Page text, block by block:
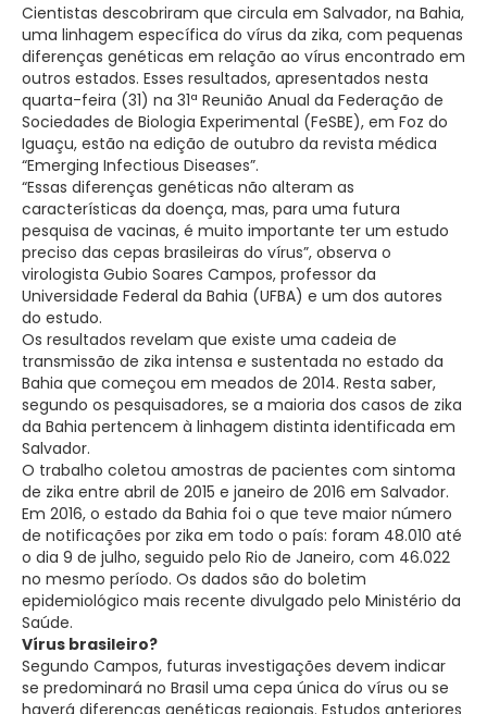
Cientistas descobriram que circula em Salvador, na Bahia,
uma linhagem específica do vírus da zika, com pequenas
diferenças genéticas em relação ao vírus encontrado em
outros estados. Esses resultados, apresentados nesta
quarta-feira (31) na 31ª Reunião Anual da Federação de
Sociedades de Biologia Experimental (FeSBE), em Foz do
Iguaçu, estão na edição de outubro da revista médica
“Emerging Infectious Diseases”.
“Essas diferenças genéticas não alteram as
características da doença, mas, para uma futura
pesquisa de vacinas, é muito importante ter um estudo
preciso das cepas brasileiras do vírus”, observa o
virologista Gubio Soares Campos, professor da
Universidade Federal da Bahia (UFBA) e um dos autores
do estudo.
Os resultados revelam que existe uma cadeia de
transmissão de zika intensa e sustentada no estado da
Bahia que começou em meados de 2014. Resta saber,
segundo os pesquisadores, se a maioria dos casos de zika
da Bahia pertencem à linhagem distinta identificada em
Salvador.
O trabalho coletou amostras de pacientes com sintoma
de zika entre abril de 2015 e janeiro de 2016 em Salvador.
Em 2016, o estado da Bahia foi o que teve maior número
de notificações por zika em todo o país: foram 48.010 até
o dia 9 de julho, seguido pelo Rio de Janeiro, com 46.022
no mesmo período. Os dados são do boletim
epidemiológico mais recente divulgado pelo Ministério da
Saúde.
Vírus brasileiro?
Segundo Campos, futuras investigações devem indicar
se predominará no Brasil uma cepa única do vírus ou se
haverá diferenças genéticas regionais. Estudos anteriores